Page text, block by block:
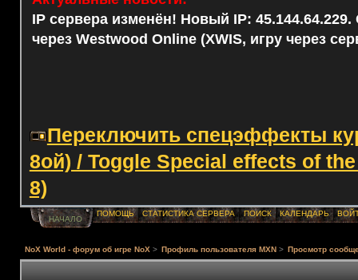
IP сервера изменён! Новый IP: 45.144.64.229.
через Westwood Online (XWIS, игру через
Переключить спецэффекты
8ой) / Toggle Special effects of
8)
НАЧАЛО
ПОМОЩЬ СТАТИСТИКА СЕРВЕРА ПОИСК КАЛЕНДАРЬ
NoX World - форум об игре NoX > Профиль пользователя MXN > Просмотр